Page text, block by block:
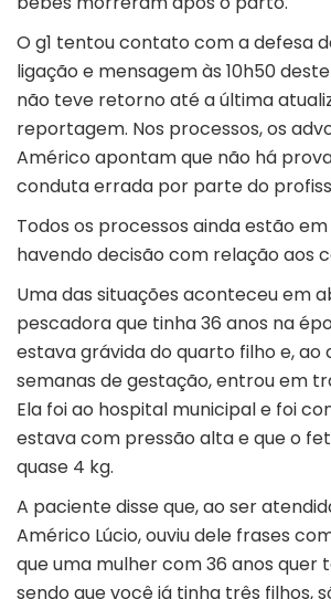
O g1 tentou contato com a defesa
ligação e mensagem às 10h50
não teve retorno até a última
reportagem. Nos processos, os
Américo apontam que não há
conduta errada por parte do
Todos os processos ainda estão
havendo decisão com relação aos
Uma das situações aconteceu em
pescadora que tinha 36 anos na
estava grávida do quarto filho e, ao
semanas de gestação, entrou em
Ela foi ao hospital municipal e foi
estava com pressão alta e que o
quase 4 kg.
A paciente disse que, ao ser
Américo Lúcio, ouviu dele frases
que uma mulher com 36 anos quer
sendo que você já tinha três filhos,